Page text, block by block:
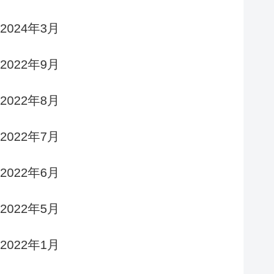
2024年3月
2022年9月
2022年8月
2022年7月
2022年6月
2022年5月
2022年1月